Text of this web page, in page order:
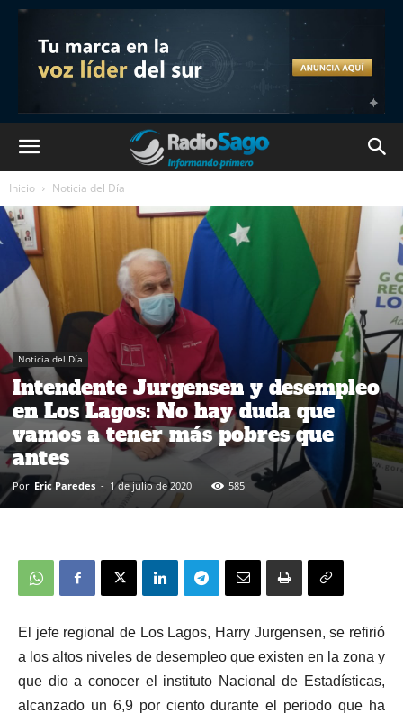
Inicio Noticia del Día
Noticia del Día
Intendente Jurgensen y desempleo
en Los Lagos: No hay duda que
vamos a tener más pobres que
antes
Por Eric Paredes - 1 de julio de 2020 585
El jefe regional de Los Lagos, Harry Jurgensen, se refirió
a los altos niveles de desempleo que existen en la zona y
que dio a conocer el instituto Nacional de Estadísticas,
alcanzado un 6,9 por ciento durante el periodo que ha